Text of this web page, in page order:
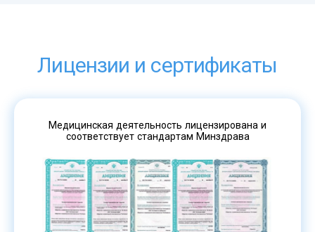
Лицензии и сертификаты
Медицинская деятельность лицензирована и
соответствует стандартам Минздрава